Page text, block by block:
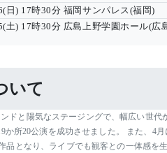
日) 17時30分 福岡サンパレス(福岡)
土) 17時30分 広島上野学園ホール(広
いて
ドと陽気なステージングで、幅広い世代
所20公演を成功させました。 また、4
となり、ライブでも観客との一体感を